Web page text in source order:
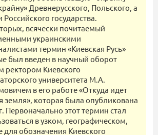
Древнерусского, Польского, а
Российского государства.
всячески почитаемый
украинскими
термин «Киевская Русь»
был введен в научный оборот
ректором Киевского
университета М.А.
в его работе «Откуда идет
земля», которая была опубликована
Первоначально этот термин стал
в узком, географическом,
для обозначения Киевского